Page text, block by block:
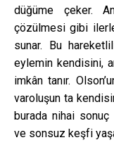
düğüme çeker.
çözülmesi gibi
sunar. Bu
eylemin kendisini,
imkân tanır.
varoluşun ta
burada nihai
ve sonsuz keşfi